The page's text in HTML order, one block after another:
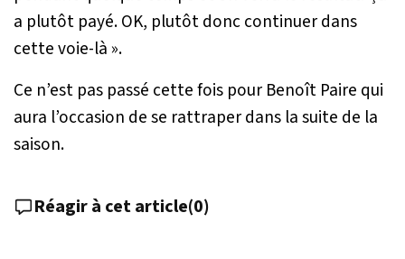
a plutôt payé. OK, plutôt donc continuer dans
cette voie-là ».
Ce n’est pas passé cette fois pour Benoît Paire qui
aura l’occasion de se rattraper dans la suite de la
saison.
Réagir à cet article(0)